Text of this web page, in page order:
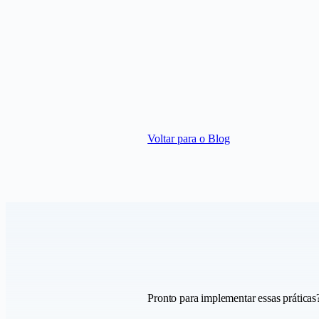
Voltar para o Blog
Pronto para implementar essas